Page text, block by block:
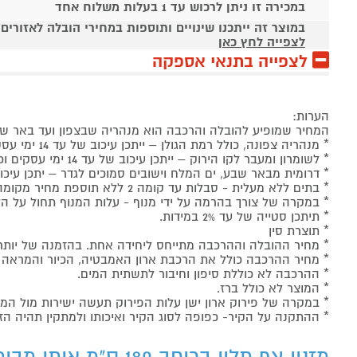
במכירה זו ניתן לרכוש עד 1 בעלות משלוח אחד
במוצר זה ייתכנו שינויים ותוספות במחירי הובלה
לצפייה לחץ כאן
לצפייה בתנאי אספקה
הערות:
המחיר שמופיע להובלה והרכבה הוא מנהריה שבצפון ועד באר
* מנהריה צפונה, כולל רמת הגולן – ייתכן עיכוב של עד 14 ימי עסקים וכן תחול תוספת של 150 ₪.
* לשומרון ומעבר לקו הירוק – ייתכן עיכוב של עד 14 ימי עסקים וכן תחול תוספת של 199 ₪.
* דרומית מבאר שבע, ים המלח וישובים סמוכים לגדר – יתכן עיכוב של עד 21 ימי עסקים וכן תחול
* בתים ללא מעלית - סבלות עד קומה 2 ללא תוספת מחיר מקומה 3 תוספת של 50 ₪ עבור כל קומה (או חלק ממנה) - ישולם ישירות למוביל.
* במקרה של צורך בהרמה על ידי מנוף - עלות המנוף תחול על
* תיתכן סטייה של עד 2% במידות.
* תוצרת סין
* מחיר ההובלה וההרכבה מתייחס ליחידה אחת. בהזמנה של
* מחיר ההרכבה כולל את הרכבת ארון האמבטיה, הכיור
* ההרכבה לא כוללת סיפון וחיבור לתשתית המים.
* המוצר לא כולל ברז.
* במקרה של פירוק ארון ישן עלות הפירוק תעשה ישירות מול
* ההתקנה על הקיר- כפופה לסוג הקיר ואיכותו ולמתקין תהיה